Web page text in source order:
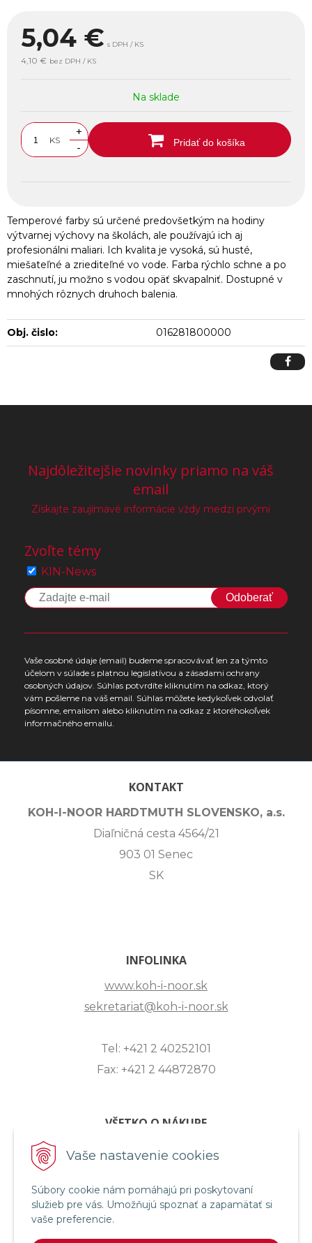
Vaše nastavenie cookies
Súbory cookie nám pomáhajú pri poskytovaní
služieb pre vás. Umožňujú spoznať a zapamätať si
vaše preferencie.
5,04 € s DPH / KS
4,10 € bez DPH / KS
Na sklade
KS
+
-
Pridať do košíka
Temperové farby sú určené predovšetkým na hodiny
výtvarnej výchovy na školách, ale používajú ich aj
profesionálni maliari. Ich kvalita je vysoká, sú husté,
miešateľné a zriediteľné vo vode. Farba rýchlo schne a po
zaschnutí, ju možno s vodou opäť skvapalniť. Dostupné v
mnohých rôznych druhoch balenia.
Obj. čislo: 016281800000
Najdôležitejšie novinky priamo na váš
email
Získajte zaujímavé informácie vždy medzi prvými
Zvoľte témy
KIN-News
Odoberať
Vaše osobné údaje (email) budeme spracovávať len za týmto
účelom v súlade s platnou legislatívou a zásadami ochrany
osobných údajov. Súhlas potvrdíte kliknutím na odkaz, ktorý
vám pošleme na váš email. Súhlas môžete kedykoľvek odvolať
písomne, emailom alebo kliknutím na odkaz z ktoréhokoľvek
informačného emailu.
KONTAKT
KOH-I-NOOR HARDTMUTH SLOVENSKO, a.s.
Diaľničná cesta 4564/21
903 01 Senec
SK
INFOLINKA
www.koh-i-noor.sk
sekretariat@koh-i-noor.sk
Tel: +421 2 40252101
Fax: +421 2 44872870
VŠETKO O NÁKUPE
ZASLANIE OTÁZKY
OBCHODNÉ PODMIENKY
REKLAMAČNÝ PORIADOK